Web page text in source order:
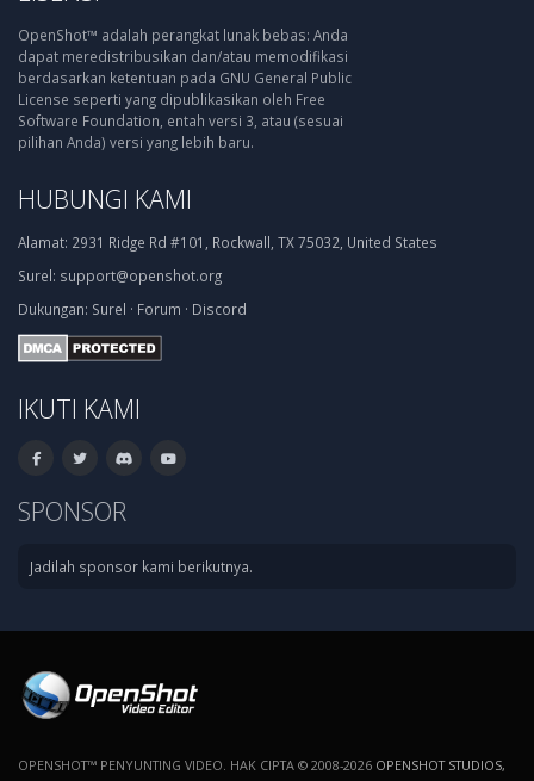
OpenShot™ adalah perangkat lunak bebas: Anda
dapat meredistribusikan dan/atau memodifikasi
berdasarkan ketentuan pada GNU General Public
License seperti yang dipublikasikan oleh Free
Software Foundation, entah versi 3, atau (sesuai
pilihan Anda) versi yang lebih baru.
HUBUNGI KAMI
Alamat: 2931 Ridge Rd #101, Rockwall, TX 75032, United States
Surel: support@openshot.org
Dukungan: Surel · Forum · Discord
IKUTI KAMI
SPONSOR
Jadilah sponsor kami berikutnya.
OPENSHOT™ PENYUNTING VIDEO. HAK CIPTA © 2008-2026 OPENSHOT STUDIOS,